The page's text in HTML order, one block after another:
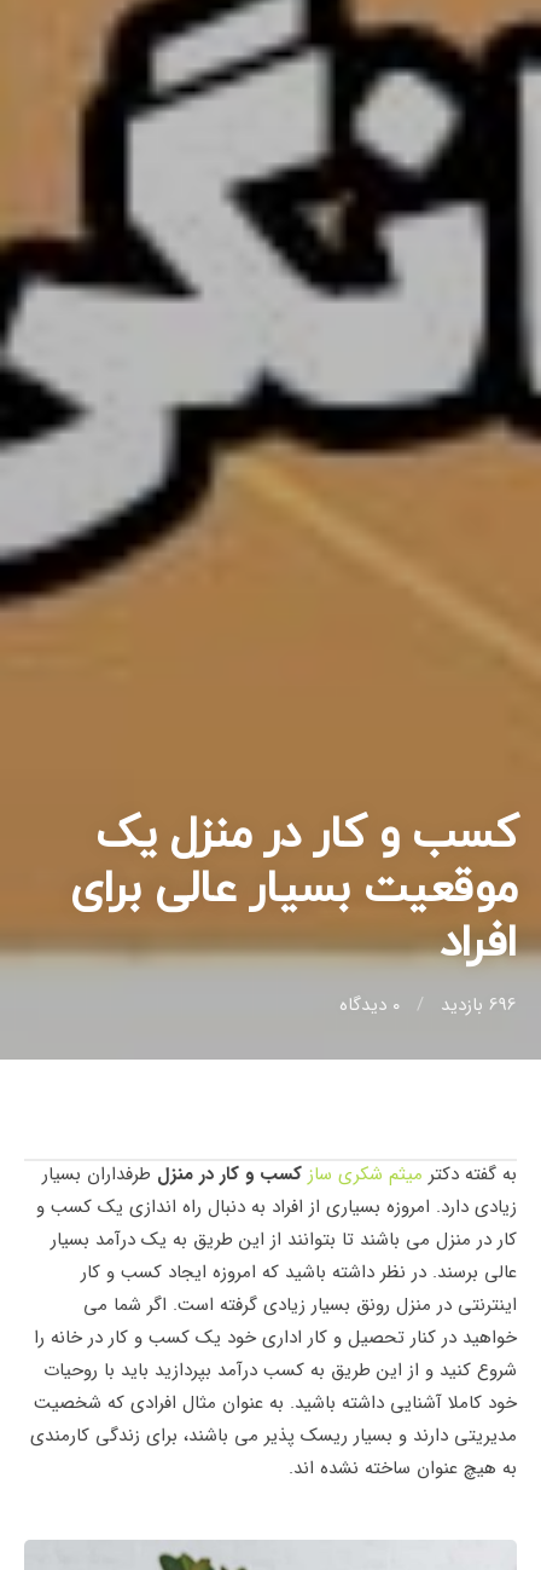
کسب و کار در منزل یک
موقعیت بسیار عالی برای
افراد
696 بازدید 0 دیدگاه
به گفته دکتر میثم شکری ساز کسب و کار در منزل طرفداران بسیار
زیادی دارد. امروزه بسیاری از افراد به دنبال راه اندازی یک کسب و
کار در منزل می باشند تا بتوانند از این طریق به یک درآمد بسیار
عالی برسند. در نظر داشته باشید که امروزه ایجاد کسب و کار
اینترنتی در منزل رونق بسیار زیادی گرفته است. اگر شما می
خواهید در کنار تحصیل و کار اداری خود یک کسب و کار در خانه را
شروع کنید و از این طریق به کسب درآمد بپردازید باید با روحیات
خود کاملا آشنایی داشته باشید. به عنوان مثال افرادی که شخصیت
مدیریتی دارند و بسیار ریسک پذیر می باشند، برای زندگی کارمندی
به هیچ عنوان ساخته نشده‌ اند.